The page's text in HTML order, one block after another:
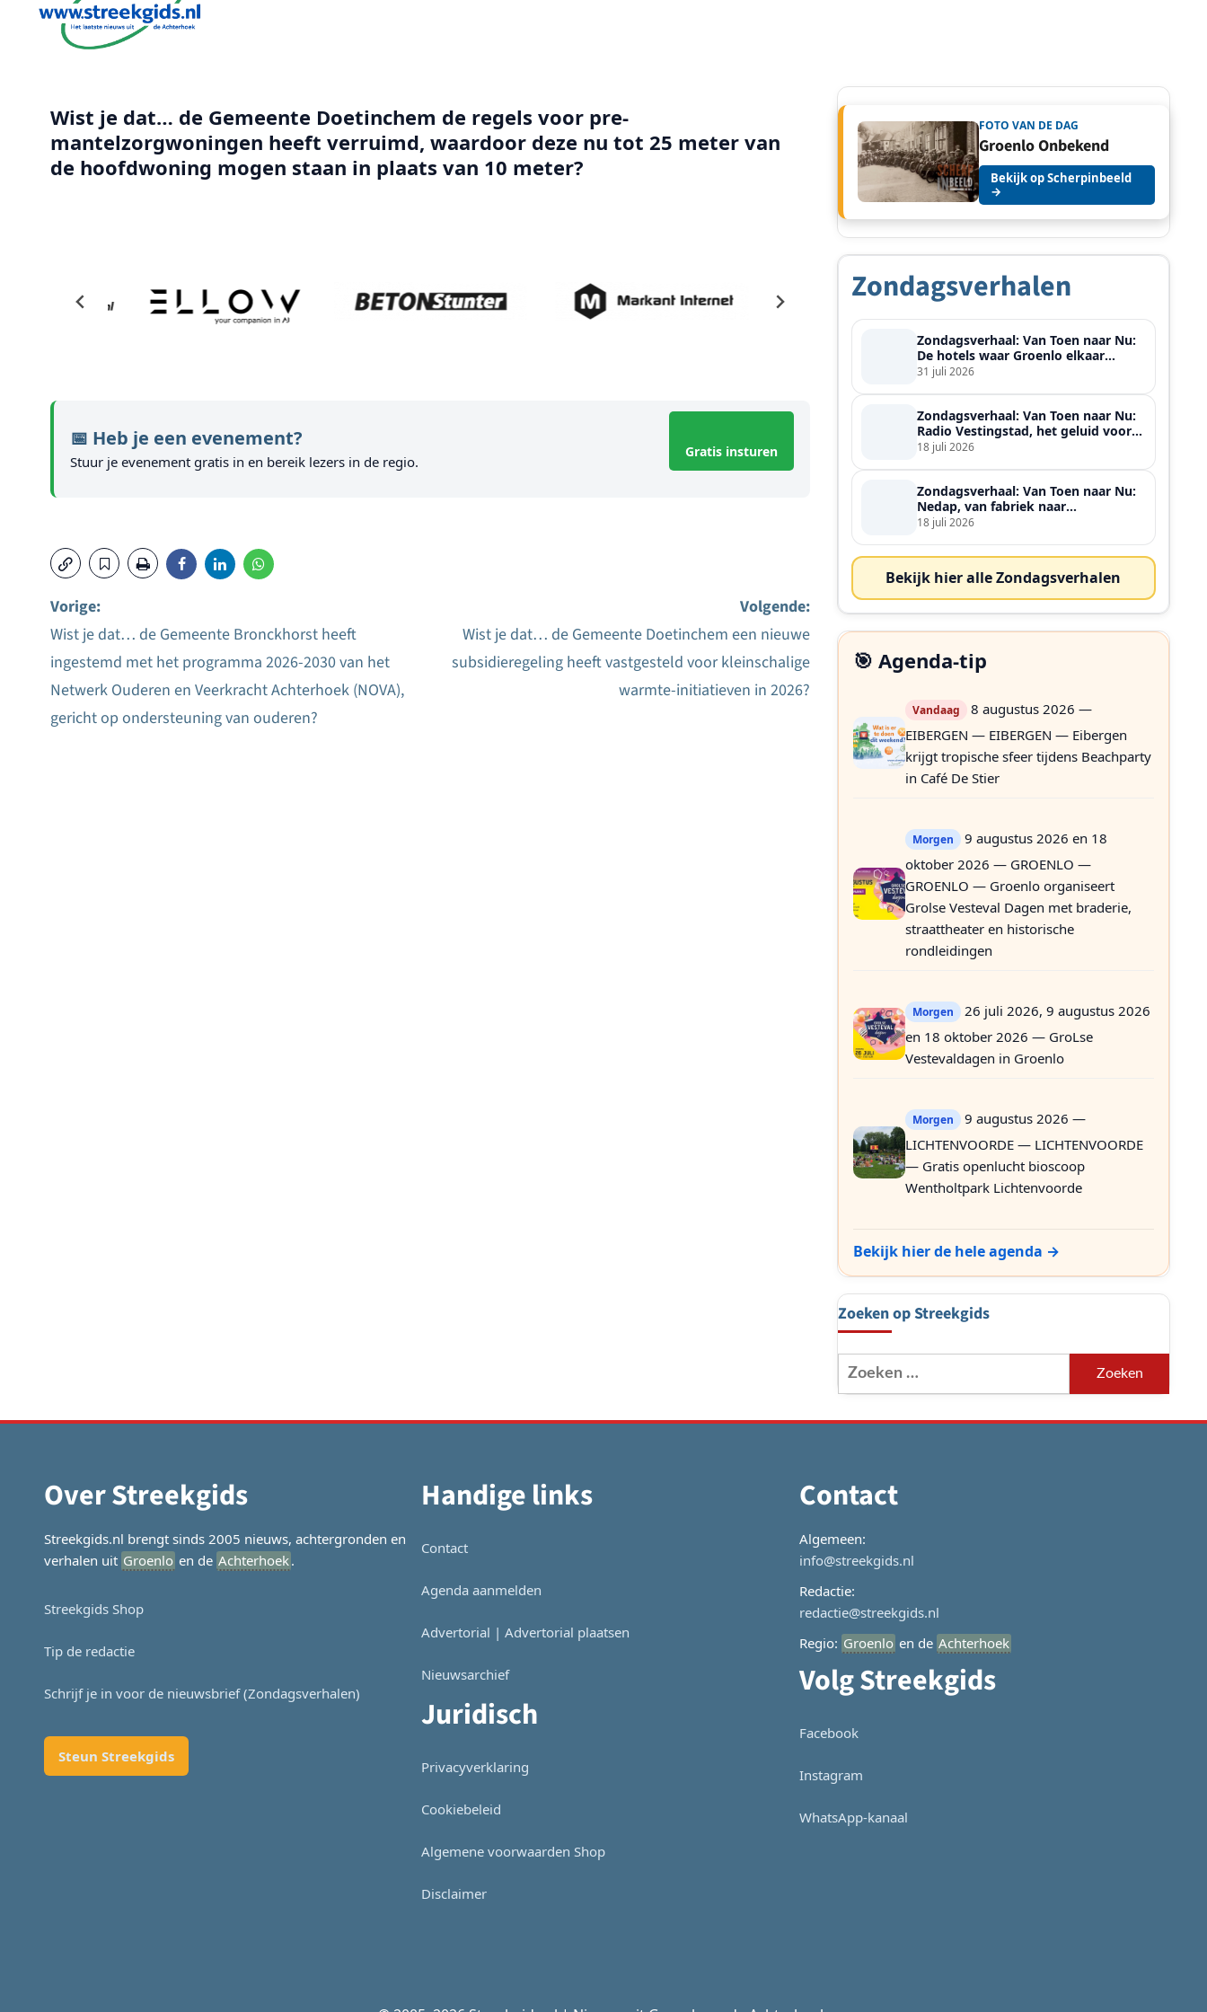
Wist je dat… de Gemeente Doetinchem de regels voor pre-
mantelzorgwoningen heeft verruimd, waardoor deze nu tot 25 meter van
de hoofdwoning mogen staan in plaats van 10 meter?
📅 Heb je een evenement?
Stuur je evenement gratis in en bereik lezers in de regio.
Gratis insturen
Bericht
navigatie
Vorige:
Wist je dat… de Gemeente Bronckhorst heeft
ingestemd met het programma 2026-2030 van het
Netwerk Ouderen en Veerkracht Achterhoek (NOVA),
gericht op ondersteuning van ouderen?
Volgende:
Wist je dat… de Gemeente Doetinchem een nieuwe
subsidieregeling heeft vastgesteld voor kleinschalige
warmte-initiatieven in 2026?
FOTO VAN DE DAG
Groenlo Onbekend
Bekijk op Scherpinbeeld
→
Zondagsverhalen
Zondagsverhaal: Van Toen naar Nu:
De hotels waar Groenlo elkaar
ontmoette
31 juli 2026
Zondagsverhaal: Van Toen naar Nu:
Radio Vestingstad, het geluid voor
heel de streek
18 juli 2026
Zondagsverhaal: Van Toen naar Nu:
Nedap, van fabriek naar
wereldspeler
18 juli 2026
Bekijk hier alle Zondagsverhalen
🎯 Agenda-tip
Vandaag
8 augustus 2026 —
EIBERGEN — EIBERGEN — Eibergen
krijgt tropische sfeer tijdens Beachparty
in Café De Stier
Morgen
9 augustus 2026 en 18
oktober 2026 — GROENLO —
GROENLO — Groenlo organiseert
Grolse Vesteval Dagen met braderie,
straattheater en historische
rondleidingen
Morgen
26 juli 2026, 9 augustus 2026
en 18 oktober 2026 — GroLse
Vestevaldagen in Groenlo
Morgen
9 augustus 2026 —
LICHTENVOORDE — LICHTENVOORDE
— Gratis openlucht bioscoop
Wentholtpark Lichtenvoorde
Bekijk hier de hele agenda →
Zoeken op Streekgids
Zoeken
naar:
Over Streekgids
Streekgids.nl brengt sinds 2005 nieuws, achtergronden en
verhalen uit Groenlo en de Achterhoek.
Streekgids Shop
Tip de redactie
Schrijf je in voor de nieuwsbrief (Zondagsverhalen)
Steun Streekgids
Handige links
Contact
Agenda aanmelden
Advertorial | Advertorial plaatsen
Nieuwsarchief
Juridisch
Privacyverklaring
Cookiebeleid
Algemene voorwaarden Shop
Disclaimer
Contact
Algemeen:
info@streekgids.nl
Redactie:
redactie@streekgids.nl
Regio: Groenlo en de Achterhoek
Volg Streekgids
Facebook
Instagram
WhatsApp-kanaal